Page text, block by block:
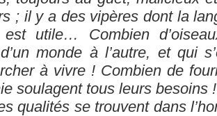
; il y a des vipères dont la
utile… Combien
monde à l’autre, et qui
à vivre ! Combien de
soulagent tous leurs besoins !
qualités se trouvent dans